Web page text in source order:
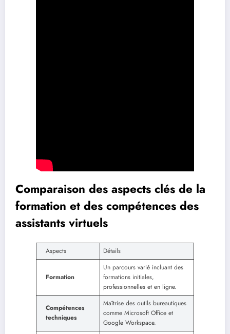
Comparaison des aspects clés de la
formation et des compétences des
assistants virtuels
Aspects Détails
Formation
Un parcours varié incluant des
formations initiales,
professionnelles et en ligne.
Compétences
techniques
Maîtrise des outils bureautiques
comme Microsoft Office et
Google Workspace.